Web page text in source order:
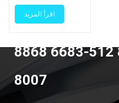
بالكامل. حدد حدًا يوميًا،
واستخدمها بالكامل فقط
إضافية. أكمل الشحن
مباشرةً حتى لا تظل
اقرأ المزيد
هاتف : +86 512-6683 8868 EXT:
8007